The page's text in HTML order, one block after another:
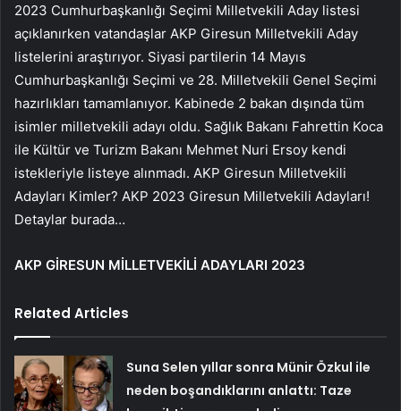
2023 Cumhurbaşkanlığı Seçimi Milletvekili Aday listesi
açıklanırken vatandaşlar AKP Giresun Milletvekili Aday
listelerini araştırıyor. Siyasi partilerin 14 Mayıs
Cumhurbaşkanlığı Seçimi ve 28. Milletvekili Genel Seçimi
hazırlıkları tamamlanıyor. Kabinede 2 bakan dışında tüm
isimler milletvekili adayı oldu. Sağlık Bakanı Fahrettin Koca
ile Kültür ve Turizm Bakanı Mehmet Nuri Ersoy kendi
istekleriyle listeye alınmadı. AKP Giresun Milletvekili
Adayları Kimler? AKP 2023 Giresun Milletvekili Adayları!
Detaylar burada…
AKP GİRESUN MİLLETVEKİLİ ADAYLARI 2023
Related Articles
Suna Selen yıllar sonra Münir Özkul ile
neden boşandıklarını anlattı: Taze